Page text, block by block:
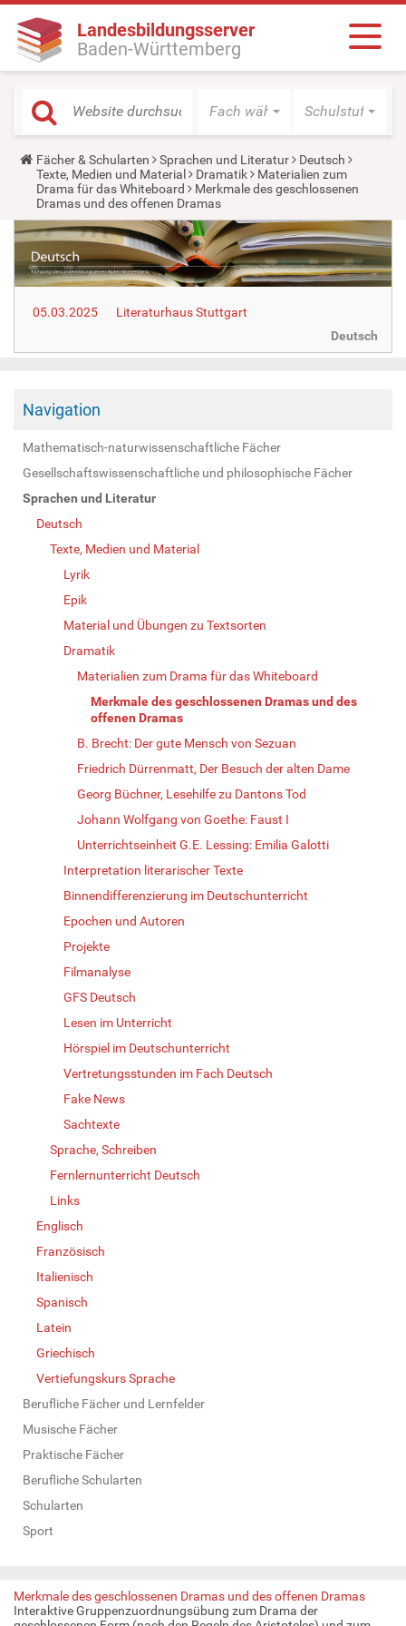
Landesbildungsserver
Baden-Württemberg
Fach wählen Schulstufe
Y
o
u
a
r
e
h
e
r
e
Fächer & Schularten Sprachen und Literatur
Deutsch
Texte, Medien und Material
Dramatik
Materialien zum
Drama für das Whiteboard
Merkmale des geschlossenen
Dramas und des offenen Dramas
05.03.2025
Literaturhaus Stuttgart
Deutsch
Navigation
Mathematisch-naturwissenschaftliche Fächer
Gesellschaftswissenschaftliche und philosophische Fächer
Sprachen und Literatur
Deutsch
Texte, Medien und Material
Lyrik
Epik
Material und Übungen zu Textsorten
Dramatik
Materialien zum Drama für das Whiteboard
Merkmale des geschlossenen Dramas und des
offenen Dramas
B. Brecht: Der gute Mensch von Sezuan
Friedrich Dürrenmatt, Der Besuch der alten Dame
Georg Büchner, Lesehilfe zu Dantons Tod
Johann Wolfgang von Goethe: Faust I
Unterrichtseinheit G.E. Lessing: Emilia Galotti
Interpretation literarischer Texte
Binnendifferenzierung im Deutschunterricht
Epochen und Autoren
Projekte
Filmanalyse
GFS Deutsch
Lesen im Unterricht
Hörspiel im Deutschunterricht
Vertretungsstunden im Fach Deutsch
Fake News
Sachtexte
Sprache, Schreiben
Fernlernunterricht Deutsch
Links
Englisch
Französisch
Italienisch
Spanisch
Latein
Griechisch
Vertiefungskurs Sprache
Berufliche Fächer und Lernfelder
Musische Fächer
Praktische Fächer
Berufliche Schularten
Schularten
Sport
Merkmale des geschlossenen Dramas und des offenen Dramas
Interaktive Gruppenzuordnungsübung zum Drama der